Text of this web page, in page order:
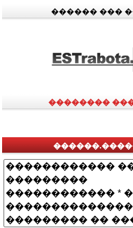
������ ���
��������